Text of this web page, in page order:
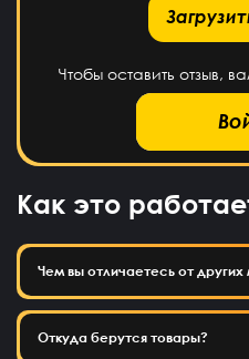
Чтобы оставить отзыв,
Как это
Чем вы отличаетесь от других
Откуда берутся товары?